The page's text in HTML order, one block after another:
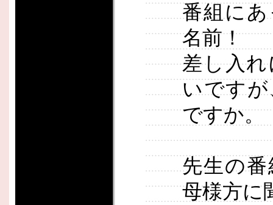
番組に
名前！
差し入
いです
ですか。
先生の
母様方に